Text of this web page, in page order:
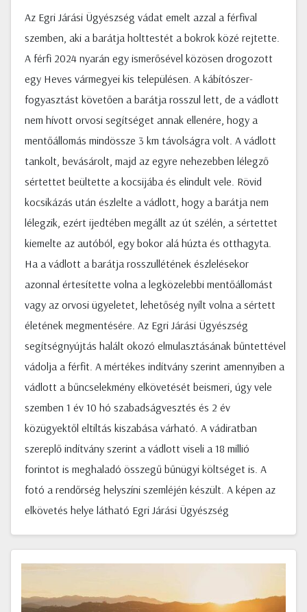
Az Egri Járási Ügyészség vádat emelt azzal a férfival
szemben, aki a barátja holttestét a bokrok közé rejtette.
A férfi 2024 nyarán egy ismerősével közösen drogozott
egy Heves vármegyei kis településen. A kábítószer-
fogyasztást követően a barátja rosszul lett, de a vádlott
nem hívott orvosi segítséget annak ellenére, hogy a
mentőállomás mindössze 3 km távolságra volt. A vádlott
tankolt, bevásárolt, majd az egyre nehezebben lélegző
sértettet beültette a kocsijába és elindult vele. Rövid
kocsikázás után észlelte a vádlott, hogy a barátja nem
lélegzik, ezért ijedtében megállt az út szélén, a sértettet
kiemelte az autóból, egy bokor alá húzta és otthagyta.
Ha a vádlott a barátja rosszullétének észlelésekor
azonnal értesítette volna a legközelebbi mentőállomást
vagy az orvosi ügyeletet, lehetőség nyílt volna a sértett
életének megmentésére. Az Egri Járási Ügyészség
segítségnyújtás halált okozó elmulasztásának bűntettével
vádolja a férfit. A mértékes indítvány szerint amennyiben a
vádlott a bűncselekmény elkövetését beismeri, úgy vele
szemben 1 év 10 hó szabadságvesztés és 2 év
közügyektől eltiltás kiszabása várható. A vádiratban
szereplő indítvány szerint a vádlott viseli a 18 millió
forintot is meghaladó összegű bűnügyi költséget is. A
fotó a rendőrség helyszíni szemléjén készült. A képen az
elkövetés helye látható Egri Járási Ügyészség